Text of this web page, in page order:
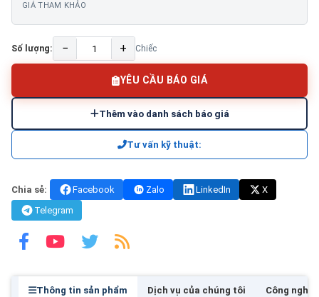
GIÁ THAM KHẢO
Số lượng: − + Chiếc
YÊU CẦU BÁO GIÁ
Thêm vào danh sách báo giá
Tư vấn kỹ thuật:
Chia sẻ: Facebook Zalo LinkedIn
X
Telegram
Thông tin sản phẩm Dịch vụ của chúng tôi Công nghệ